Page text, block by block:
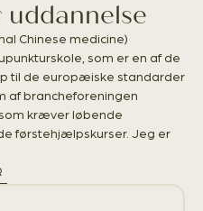
Chinese medicine)
som er en af de
til de europæiske standarder
af brancheforeningen
som kræver løbende
førstehjælpskurser. Jeg er